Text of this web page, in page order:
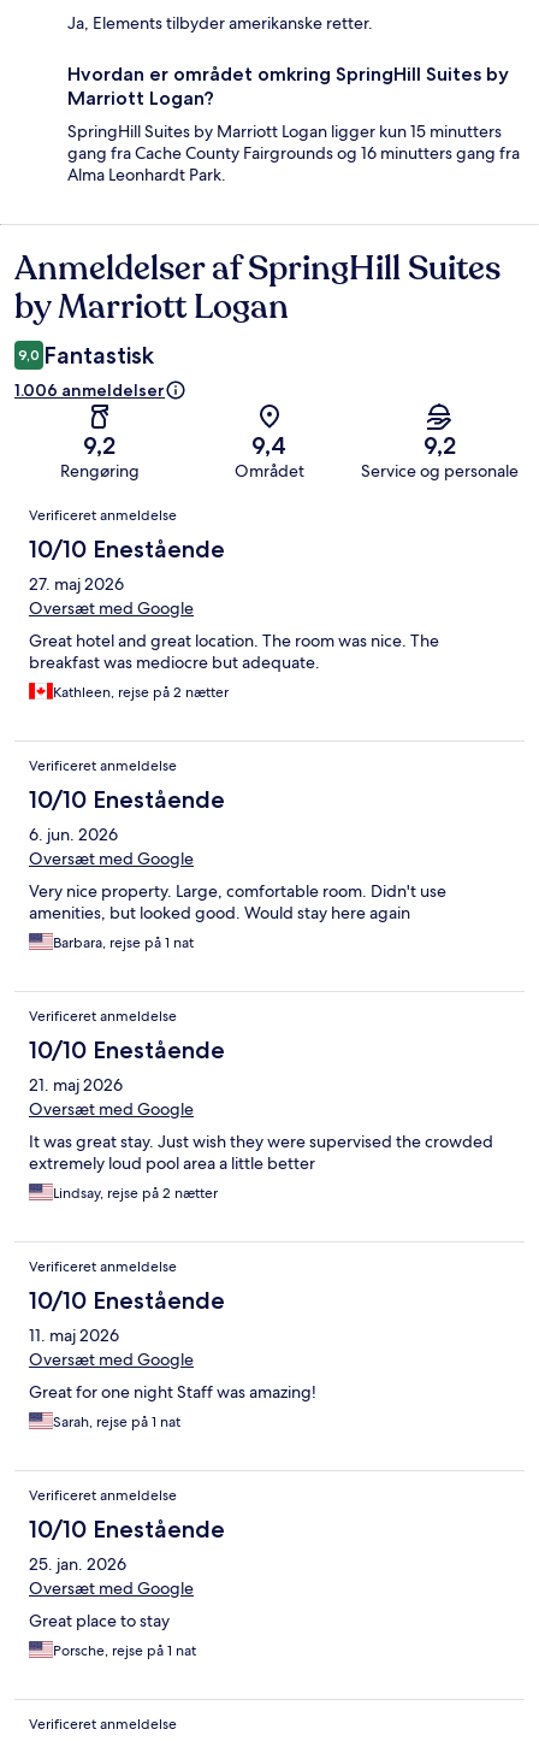
Ja, Elements tilbyder amerikanske retter.
Hvordan er området omkring SpringHill Suites by
Marriott Logan?
SpringHill Suites by Marriott Logan ligger kun 15 minutters
gang fra Cache County Fairgrounds og 16 minutters gang fra
Alma Leonhardt Park.
Anmeldelser
Anmeldelser af SpringHill Suites
by Marriott Logan
9,0 Fantastisk
1.006 anmeldelser
9,2
Rengøring
9,4
Området
9,2
Service og personale
Anmeldelser
Verificeret anmeldelse
10/10 Enestående
27. maj 2026
Oversæt med Google
Great hotel and great location. The room was nice. The
breakfast was mediocre but adequate.
Kathleen, rejse på 2 nætter
Verificeret anmeldelse
10/10 Enestående
6. jun. 2026
Oversæt med Google
Very nice property. Large, comfortable room. Didn't use
amenities, but looked good. Would stay here again
Barbara, rejse på 1 nat
Verificeret anmeldelse
10/10 Enestående
21. maj 2026
Oversæt med Google
It was great stay. Just wish they were supervised the crowded
extremely loud pool area a little better
Lindsay, rejse på 2 nætter
Verificeret anmeldelse
10/10 Enestående
11. maj 2026
Oversæt med Google
Great for one night Staff was amazing!
Sarah, rejse på 1 nat
Verificeret anmeldelse
10/10 Enestående
25. jan. 2026
Oversæt med Google
Great place to stay
Porsche, rejse på 1 nat
Verificeret anmeldelse